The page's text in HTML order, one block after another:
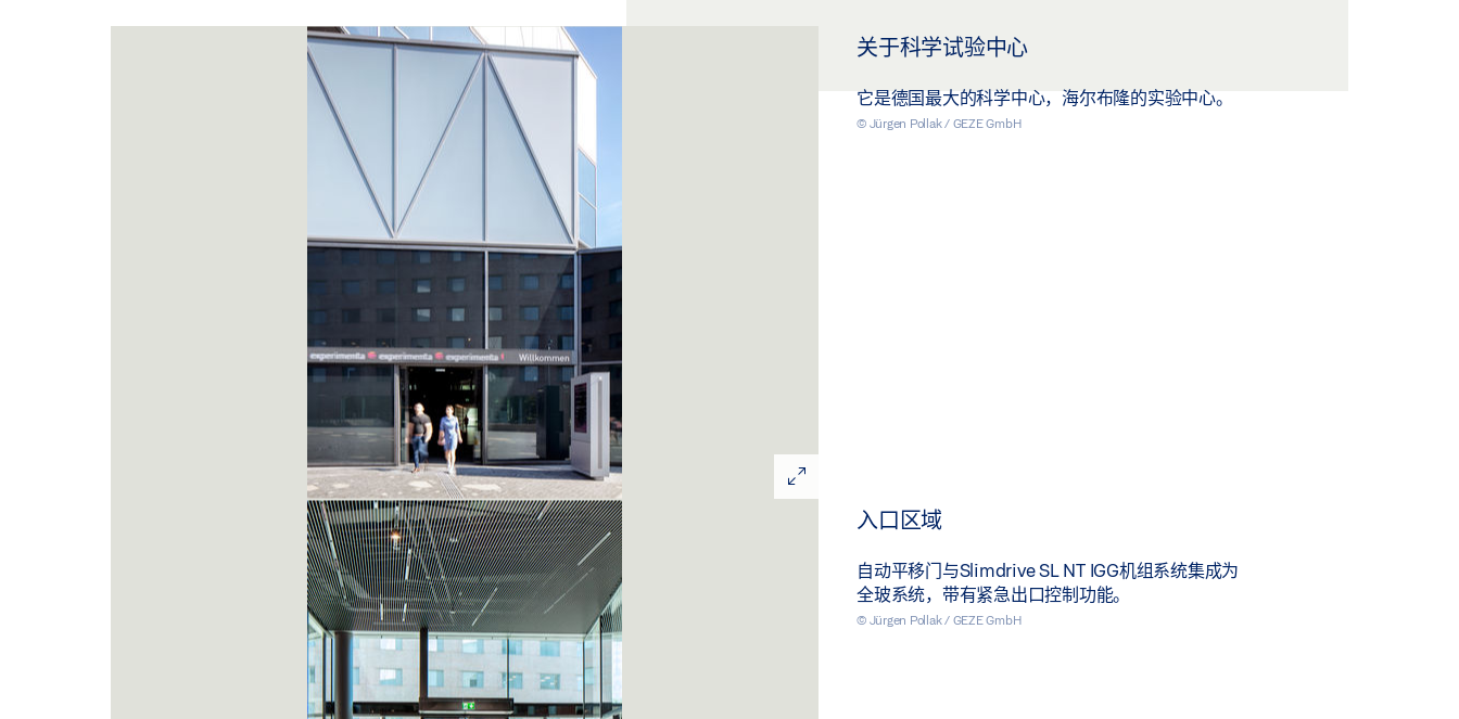
关于科学试验中心
它是德国最大的科学中心，海尔布隆的实验中心。
© Jürgen Pollak / GEZE GmbH
入口区域
自动平移门与Slimdrive SL NT IGG机组系统集成为
全玻系统，带有紧急出口控制功能。
© Jürgen Pollak / GEZE GmbH